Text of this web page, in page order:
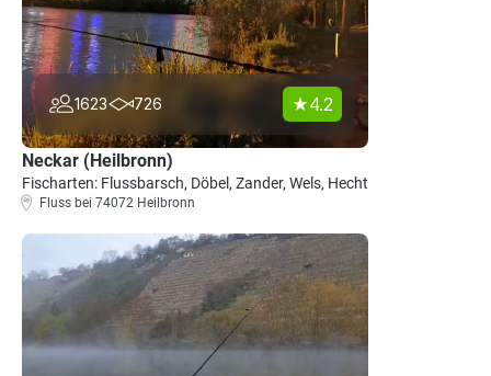
1623 726 4.2
Neckar (Heilbronn)
Fischarten: Flussbarsch, Döbel, Zander, Wels, Hecht
Fluss bei 74072 Heilbronn